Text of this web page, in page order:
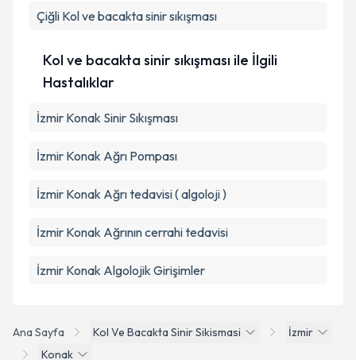
Ana Sayfa Kol Ve Bacakta Sinir Sikismasi
İzmir
Konak
Çiğli Kol ve bacakta sinir sıkışması
Kol ve bacakta sinir sıkışması ile İlgili
Hastalıklar
İzmir Konak Sinir Sıkışması
İzmir Konak Ağrı Pompası
İzmir Konak Ağrı tedavisi ( algoloji )
İzmir Konak Ağrının cerrahi tedavisi
İzmir Konak Algolojik Girişimler